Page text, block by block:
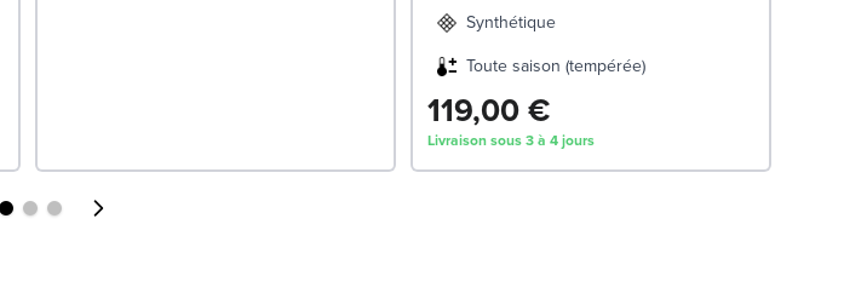
Synthétique
Toute saison (tempérée)
119,00 €
Livraison sous 3 à 4 jours